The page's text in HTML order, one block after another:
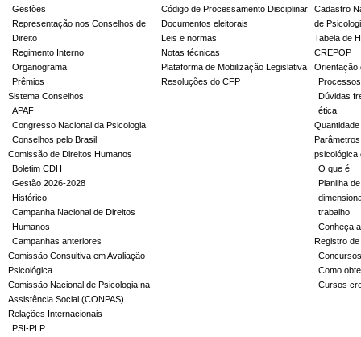
Gestões
Representação nos Conselhos de
Direito
Regimento Interno
Organograma
Prêmios
Sistema Conselhos
APAF
Congresso Nacional da Psicologia
Conselhos pelo Brasil
Comissão de Direitos Humanos
Boletim CDH
Gestão 2026-2028
Histórico
Campanha Nacional de Direitos
Humanos
Campanhas anteriores
Comissão Consultiva em Avaliação
Psicológica
Comissão Nacional de Psicologia na
Assistência Social (CONPAS)
Relações Internacionais
PSI-PLP
Código de Processamento Disciplinar
Documentos eleitorais
Leis e normas
Notas técnicas
Plataforma de Mobilização Legislativa
Resoluções do CFP
Cadastro
de
Tabela de
CREPOP
Orientação
Dúvidas
ética
psicológica
O que é
Planilha
trabalho
Conheça
Registro
Concursos
Como
Cursos